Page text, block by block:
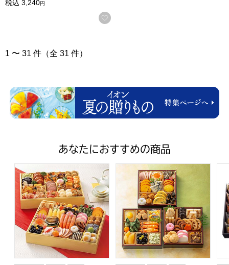
税込 3,240円
お気に入りに登録する
1 〜 31 件（全 31 件）
あなたにおすすめの商品
トップバリュ 和洋中特大二段重「饗宴」(きょうえん)【4
トップバリュ 和風三段重「